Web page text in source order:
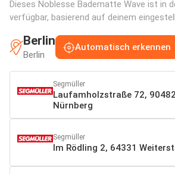
Dieses Noblesse Badematte Wave ist in
verfügbar, basierend auf deinem
Berlin
Berlin
Automatisch erkennen
Segmüller
Laufamholzstraße 72, 90482
Nürnberg
Segmüller
Im Rödling 2, 64331